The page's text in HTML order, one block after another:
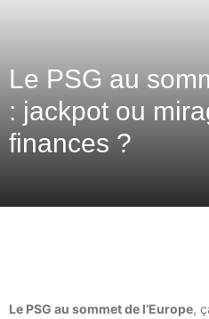
Le PSG au
: jackpot ou
finances ?
Le PSG au sommet de l’Europe,